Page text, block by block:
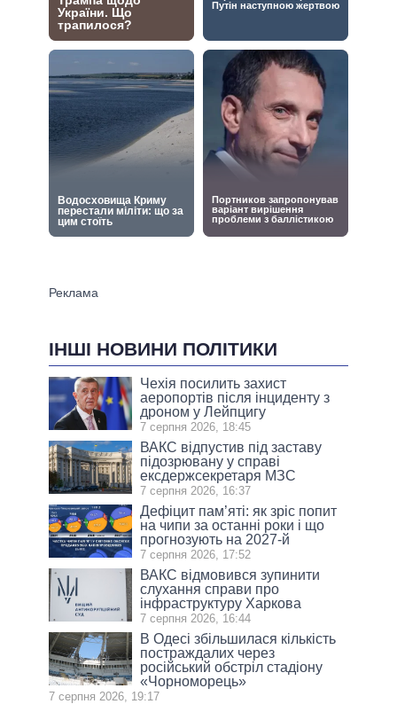
ІНШІ НОВИНИ ПОЛІТИКИ
Чехія посилить захист
аеропортів після інциденту з
дроном у Лейпцигу
7 серпня 2026, 18:45
ВАКС відпустив під заставу
підозрювану у справі
ексдержсекретаря МЗС
7 серпня 2026, 16:37
Дефіцит пам’яті: як зріс попит
на чипи за останні роки і що
прогнозують на 2027-й
7 серпня 2026, 17:52
ВАКС відмовився зупинити
слухання справи про
інфраструктуру Харкова
7 серпня 2026, 16:44
В Одесі збільшилася кількість
постраждалих через
російський обстріл стадіону
«Чорноморець»
7 серпня 2026, 19:17